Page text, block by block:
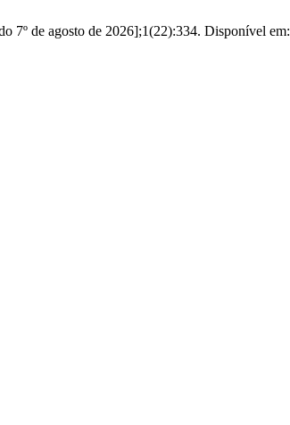
7º de agosto de 2026];1(22):334. Disponível em: